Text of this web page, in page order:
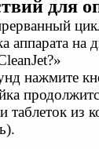
для
аппарата на
нажмите
таблеток из